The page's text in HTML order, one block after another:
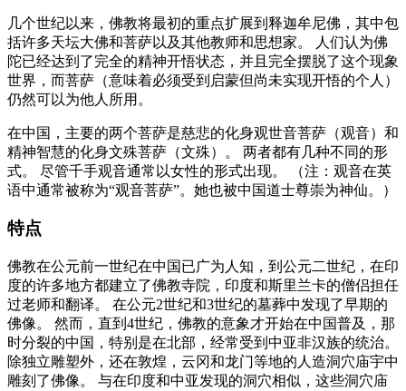
几个世纪以来，佛教将最初的重点扩展到释迦牟尼佛，其中包
括许多天坛大佛和菩萨以及其他教师和思想家。 人们认为佛
陀已经达到了完全的精神开悟状态，并且完全摆脱了这个现象
世界，而菩萨（意味着必须受到启蒙但尚未实现开悟的个人）
仍然可以为他人所用。
在中国，主要的两个菩萨是慈悲的化身观世音菩萨（观音）和
精神智慧的化身文殊菩萨（文殊）。 两者都有几种不同的形
式。 尽管千手观音通常以女性的形式出现。 （注：观音在英
语中通常被称为“观音菩萨”。她也被中国道士尊崇为神仙。）
特点
佛教在公元前一世纪在中国已广为人知，到公元二世纪，在印
度的许多地方都建立了佛教寺院，印度和斯里兰卡的僧侣担任
过老师和翻译。 在公元2世纪和3世纪的墓葬中发现了早期的
佛像。 然而，直到4世纪，佛教的意象才开始在中国普及，那
时分裂的中国，特别是在北部，经常受到中亚非汉族的统治。
除独立雕塑外，还在敦煌，云冈和龙门等地的人造洞穴庙宇中
雕刻了佛像。 与在印度和中亚发现的洞穴相似，这些洞穴庙